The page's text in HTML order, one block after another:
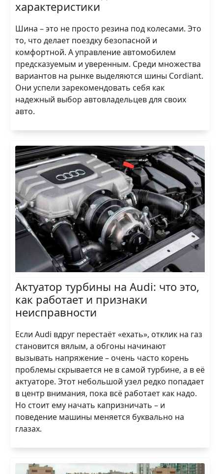
характеристики
Шина – это не просто резина под колесами. Это
то, что делает поездку безопасной и
комфортной. А управление автомобилем
предсказуемым и уверенным. Среди множества
вариантов на рынке выделяются шины Cordiant.
Они успели зарекомендовать себя как
надежный выбор автовладельцев для своих
авто.
Актуатор турбины на Audi: что это,
как работает и признаки
неисправности
Если Audi вдруг перестаёт «ехать», отклик на газ
становится вялым, а обгоны начинают
вызывать напряжение – очень часто корень
проблемы скрывается не в самой турбине, а в её
актуаторе. Этот небольшой узел редко попадает
в центр внимания, пока всё работает как надо.
Но стоит ему начать капризничать – и
поведение машины меняется буквально на
глазах.